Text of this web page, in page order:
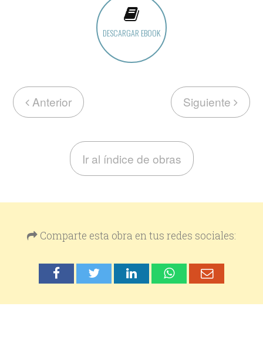
DESCARGAR EBOOK
Anterior Siguiente
Ir al índice de obras
Comparte esta obra en tus redes sociales: